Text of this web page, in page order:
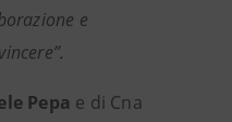
e
Pepa e di Cna